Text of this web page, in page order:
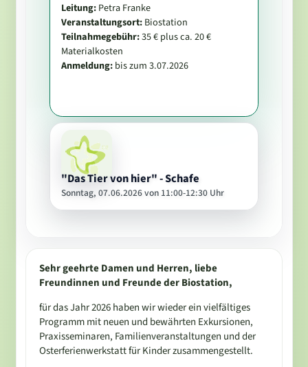
Leitung: Petra Franke
Veranstaltungsort: Biostation
Teilnahmegebühr:35 € plus ca. 20 €
Materialkosten
Anmeldung: bis zum 3.07.2026
"Das Tier von hier" - Schafe
Sonntag, 07.06.2026 von 11:00-12:30 Uhr
Sehr geehrte Damen und Herren, liebe
Freundinnen und Freunde der Biostation,
für das Jahr 2026 haben wir wieder ein vielfältiges
Programm mit neuen und bewährten Exkursionen,
Praxisseminaren, Familienveranstaltungen und der
Osterferienwerkstatt für Kinder zusammengestellt.